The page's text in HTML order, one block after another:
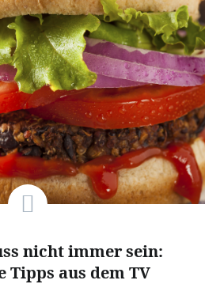
nicht immer sein:
Tipps aus dem TV